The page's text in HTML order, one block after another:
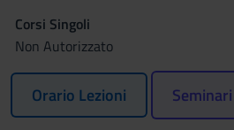
Corsi Singoli
Non Autorizzato
Orario Lezioni Seminari